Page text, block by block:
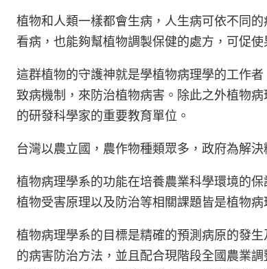
植物和人類一樣都會生病，人生病可依不同
看病，也能夠幫植物調製保健的處方，可促
這群植物的守護神就是學植物病理學的工作
致病機制，來防治植物病害。除此之外植物
的研發科學家的重要教育單位。
台灣以農立國，農作物種類眾多，政府為解
植物病理學系的功能在培養農業科學環境的
植物受害原理以及防治等相關課題皆是植物病
植物病理學系的目標是精確的預測病原的發
的病害防治方法，並且配合現階段全國農業